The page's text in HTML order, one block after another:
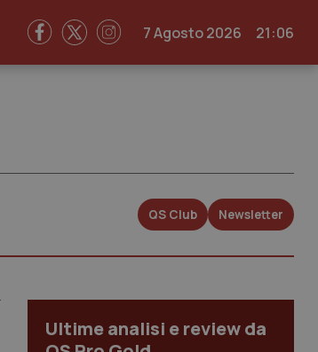
7 Agosto 2026 21:06
QS Club Newsletter
Ultime analisi e review da